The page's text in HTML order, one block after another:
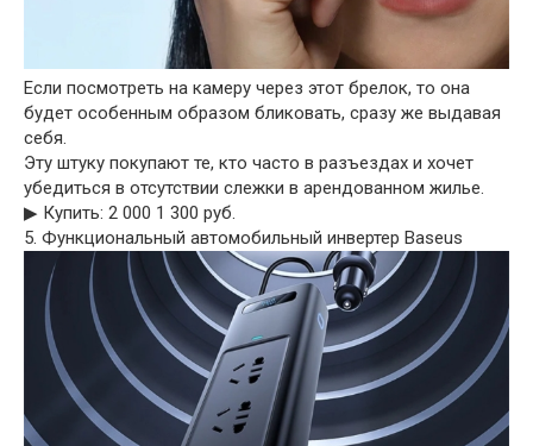
Если посмотреть на камеру через этот брелок, то она
будет особенным образом бликовать, сразу же выдавая
себя.
Эту штуку покупают те, кто часто в разъездах и хочет
убедиться в отсутствии слежки в арендованном жилье.
▶︎ Купить: 2 000 1 300 руб.
5. Функциональный автомобильный инвертер Baseus